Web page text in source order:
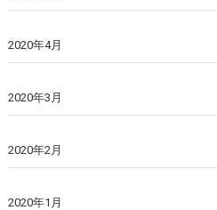
2020年4月
2020年3月
2020年2月
2020年1月